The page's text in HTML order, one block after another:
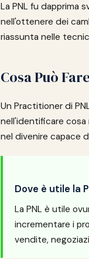
La PNL fu dapprima
nell'ottenere dei
riassunta nelle
Cosa Può
Un Practitioner di
nell'identificare cosa
nel divenire capace
Dove è utile la
La PNL è utile
incrementare i
vendite,